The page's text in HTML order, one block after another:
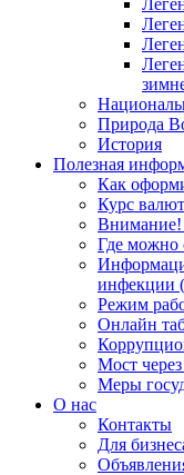
Природа
История
Полезная
Как
Курс валют
Внимание!
Где можно
инфекции
Режим
Онлайн
Мост
Меры
О нас
Контакты
Для